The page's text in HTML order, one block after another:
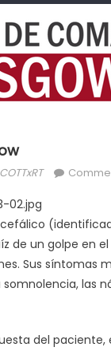
de un golpe en
Sus síntomas
las
del paciente,